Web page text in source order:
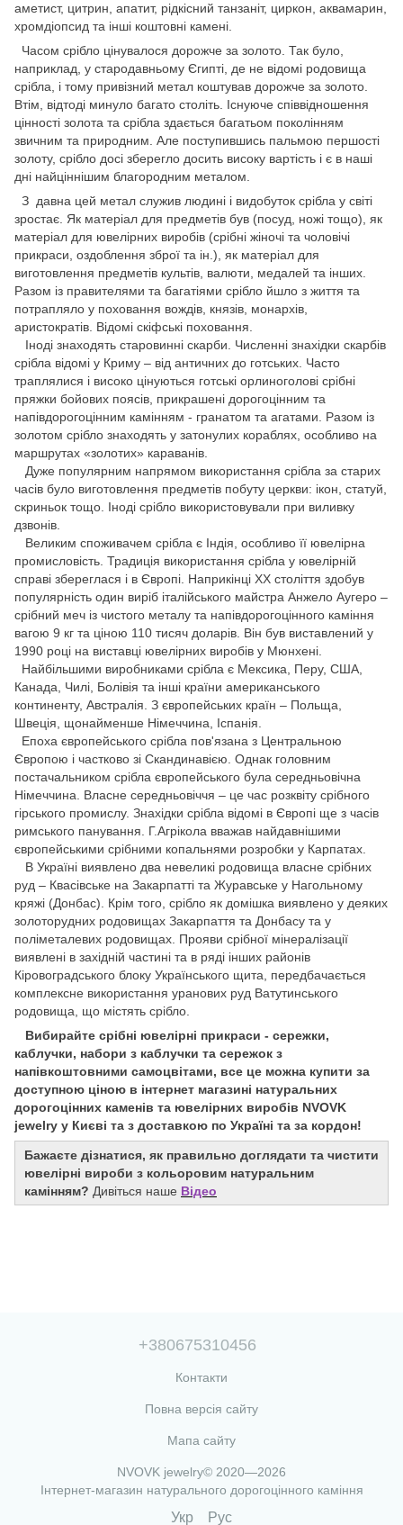
аметист, цитрин, апатит, рідкісний танзаніт, циркон, аквамарин,
хромдіопсид та інші коштовні камені.
Часом срібло цінувалося дорожче за золото. Так було,
наприклад, у стародавньому Єгипті, де не відомі родовища
срібла, і тому привізний метал коштував дорожче за золото.
Втім, відтоді минуло багато століть. Існуюче співвідношення
цінності золота та срібла здається багатьом поколінням
звичним та природним. Але поступившись пальмою першості
золоту, срібло досі зберегло досить високу вартість і є в наші
дні найціннішим благородним металом.
З давна цей метал служив людині і видобуток срібла у світі
зростає. Як матеріал для предметів був (посуд, ножі тощо), як
матеріал для ювелірних виробів (срібні жіночі та чоловічі
прикраси, оздоблення зброї та ін.), як матеріал для
виготовлення предметів культів, валюти, медалей та інших.
Разом із правителями та багатіями срібло йшло з життя та
потрапляло у поховання вождів, князів, монархів,
аристократів. Відомі скіфські поховання.
Іноді знаходять старовинні скарби. Численні знахідки скарбів
срібла відомі у Криму – від античних до готських. Часто
траплялися і високо цінуються готські орлиноголові срібні
пряжки бойових поясів, прикрашені дорогоцінним та
напівдорогоцінним камінням - гранатом та агатами. Разом із
золотом срібло знаходять у затонулих кораблях, особливо на
маршрутах «золотих» караванів.
Дуже популярним напрямом використання срібла за старих
часів було виготовлення предметів побуту церкви: ікон, статуй,
скриньок тощо. Іноді срібло використовували при виливку
дзвонів.
Великим споживачем срібла є Індія, особливо її ювелірна
промисловість. Традиція використання срібла у ювелірній
справі збереглася і в Європі. Наприкінці ХХ століття здобув
популярність один виріб італійського майстра Анжело Аугеро –
срібний меч із чистого металу та напівдорогоцінного каміння
вагою 9 кг та ціною 110 тисяч доларів. Він був виставлений у
1990 році на виставці ювелірних виробів у Мюнхені.
Найбільшими виробниками срібла є Мексика, Перу, США,
Канада, Чилі, Болівія та інші країни американського
континенту, Австралія. З європейських країн – Польща,
Швеція, щонайменше Німеччина, Іспанія.
Епоха європейського срібла пов'язана з Центральною
Європою і частково зі Скандинавією. Однак головним
постачальником срібла європейського була середньовічна
Німеччина. Власне середньовіччя – це час розквіту срібного
гірського промислу. Знахідки срібла відомі в Європі ще з часів
римського панування. Г.Агрікола вважав найдавнішими
європейськими срібними копальнями розробки у Карпатах.
В Україні виявлено два невеликі родовища власне срібних
руд – Квасівське на Закарпатті та Журавське у Нагольному
кряжі (Донбас). Крім того, срібло як домішка виявлено у деяких
золоторудних родовищах Закарпаття та Донбасу та у
поліметалевих родовищах. Прояви срібної мінералізації
виявлені в західній частині та в ряді інших районів
Кіровоградського блоку Українського щита, передбачається
комплексне використання уранових руд Ватутинського
родовища, що містять срібло.
Вибирайте срібні ювелірні прикраси - сережки,
каблучки, набори з каблучки та сережок з
напівкоштовними самоцвітами, все це можна купити за
доступною ціною в інтернет магазині натуральних
дорогоцінних каменів та ювелірних виробів NVOVK
jewelry у Києві та з доставкою по Україні та за кордон!
Бажаєте дізнатися, як правильно доглядати та чистити
ювелірні вироби з кольоровим натуральним
камінням? Дивіться наше Відео
+380675310456
Контакти
Повна версія сайту
Мапа сайту
NVOVK jewelry© 2020—2026
Інтернет-магазин натурального дорогоцінного каміння
Укр Рус